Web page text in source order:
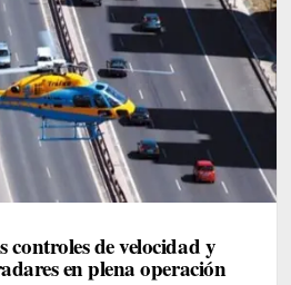
controles de velocidad y
en plena operación